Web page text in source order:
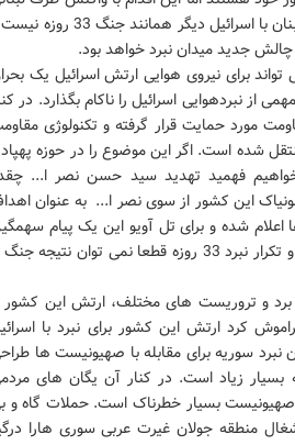
مواجه شده است. تحلیل گران معتقدند درگیری لبنان با اسرائیل دیگر همانند
جدید میدان نبرد خواهد بود.
برای نیروی هوایی ارتش اسرائیل یک
نبردهوایی اسرائیل را ناکام بگذارد. در
مورد حمایت قرار گرفته و تکنولوژی
شده است. اگر این موضوع را در حوزه
فهمید تهدید سید حسن نصر ا...
این کشور از سوی نصر ا... به عنوان
شده و برای تل آویو این یک پیام
است. طرف صهیونیستی می داند در صورت خطا و تکرار نبرد 33 روزه قطعا نمی توان نتیجه
و تروریست های مختلف، ارتش این کشور
کرد ارتش این کشور برای نبرد با
سوریه برای مقابله با صهیونیست ها
بسیار زیاد است. در کنار آن یگان های
بسیار خطرناک است. حملات گاه و
منطقه جولان غیرت عربی سوری هارا